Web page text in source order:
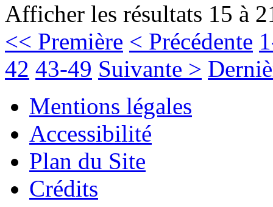
Afficher les résultats 15 à
<< Première < Précédente
42 43-49 Suivante >
Mentions légales
Accessibilité
Plan du Site
Crédits